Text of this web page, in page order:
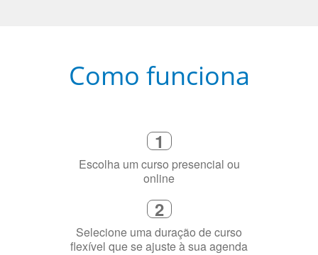
Como funciona
1
Escolha um curso presencial ou
online
2
Selecione uma duração de curso
flexível que se ajuste à sua agenda